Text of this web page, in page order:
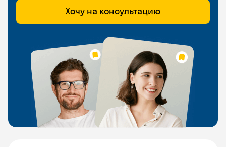
Хочу на консультацию